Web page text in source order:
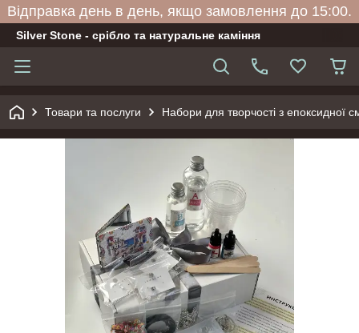
Відправка день в день, якщо замовлення до 15:00.
Silver Stone - срібло та натуральне каміння
Товари та послуги Набори для творчості з епоксидної